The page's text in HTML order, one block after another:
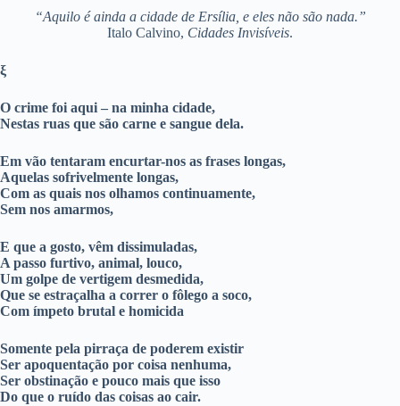
“Aquilo é ainda a cidade de Ersília, e eles não são nada.”
Italo Calvino, Cidades Invisíveis.
ξ
O crime foi aqui – na minha cidade,
Nestas ruas que são carne e sangue dela.
Em vão tentaram encurtar-nos as frases longas,
Aquelas sofrivelmente longas,
Com as quais nos olhamos continuamente,
Sem nos amarmos,
E que a gosto, vêm dissimuladas,
A passo furtivo, animal, louco,
Um golpe de vertigem desmedida,
Que se estraçalha a correr o fôlego a soco,
Com ímpeto brutal e homicida
Somente pela pirraça de poderem existir
Ser apoquentação por coisa nenhuma,
Ser obstinação e pouco mais que isso
Do que o ruído das coisas ao cair.